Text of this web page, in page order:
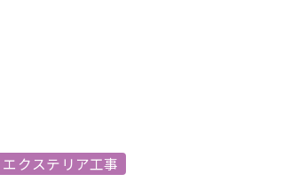
エクステリア工事